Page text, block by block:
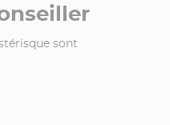
sont